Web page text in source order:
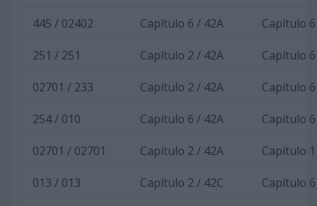
445 / 02402 Capítulo 6 / 42A Capítulo
251 / 251 Capítulo 2 / 42A Capítulo
02701 / 233 Capítulo 2 / 42A Capítulo
254 / 010 Capítulo 6 / 42A Capítulo
02701 / 02701 Capítulo 2 / 42A Capítulo
013 / 013 Capítulo 2 / 42C Capítulo